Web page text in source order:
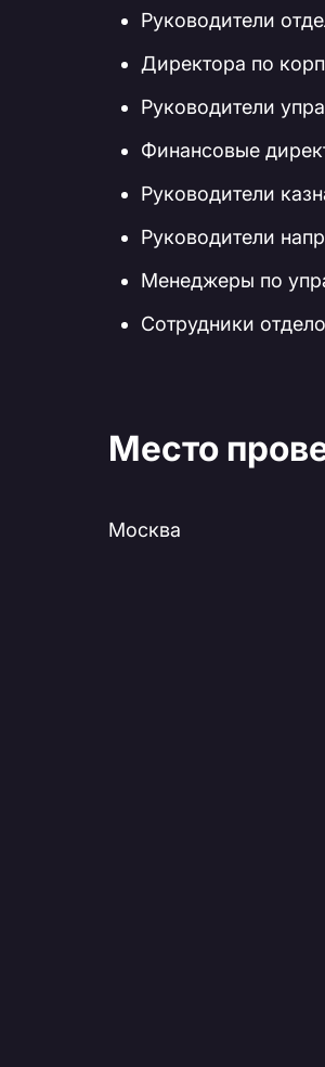
Руководители
Директора по
Руководители
Финансовые
Руководители
Руководители
Менеджеры по
Сотрудники
Место
Москва